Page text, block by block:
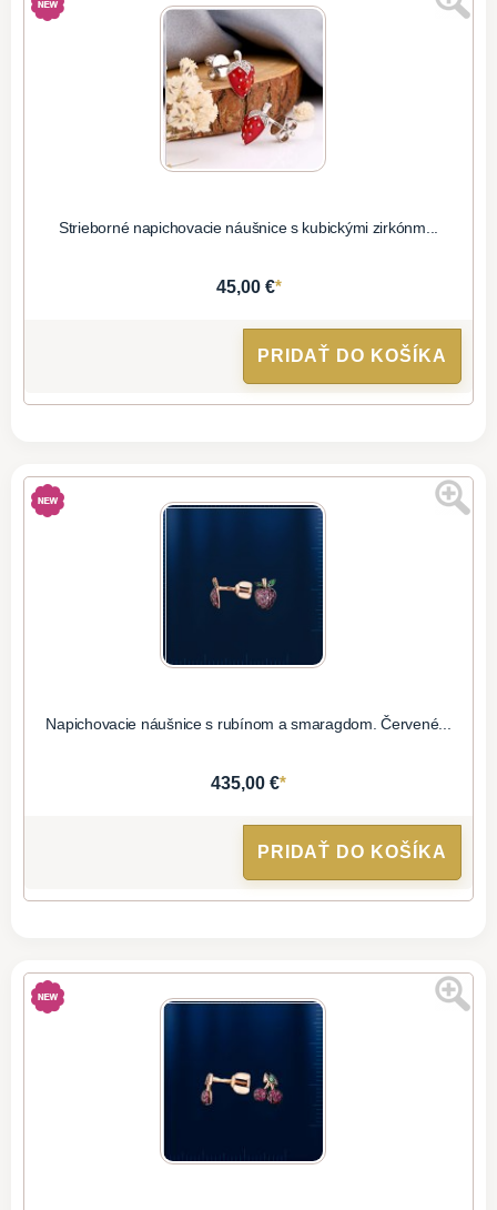
Strieborné napichovacie náušnice s kubickými zirkónm...
45,00 €*
PRIDAŤ DO KOŠÍKA
Napichovacie náušnice s rubínom a smaragdom. Červené...
435,00 €*
PRIDAŤ DO KOŠÍKA